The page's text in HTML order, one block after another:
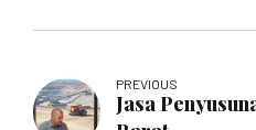
PREVIOUS
Jasa